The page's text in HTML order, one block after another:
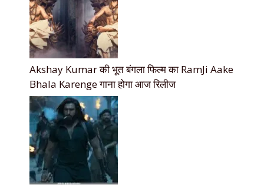
Akshay Kumar की भूत बंगला फिल्म का RamJi Aake
Bhala Karenge गाना होगा आज रिलीज